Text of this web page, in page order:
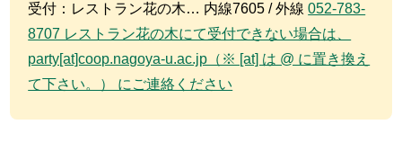
受付：レストラン花の木… 内線7605 / 外線052-783-
8707 レストラン花の木にて受付できない場合は、
party[at]coop.nagoya-u.ac.jp（※ [at] は @ に置き換え
て下さい。） にご連絡ください